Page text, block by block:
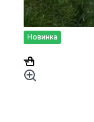
Новинка